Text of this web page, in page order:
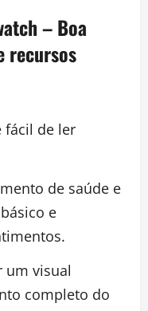
– Boa
recursos
fácil de ler
de saúde e
e
um visual
completo do